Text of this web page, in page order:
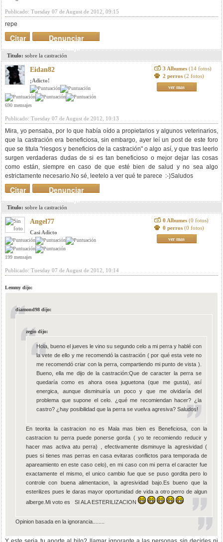
Publicado: Tuesday 07 de August de 2012, 09:15
repe
Denunciar
mensaje
Citar
Titulo: sobre la castración
Eidan82
¡Adicto!
690 mensajes
3 Albumes (14 fotos)
2 perros (2 fotos)
ver mas
Publicado: Tuesday 07 de August de 2012, 10:13
Mira, yo pensaba, por lo que había oído a propietarios y algunos veterinarios,
que la castración era beneficiosa, sin embargo, ayer leí un post de este foro
que se titula "riesgos y beneficios de la castración" o algo así, y que tras leerlo
surgen verdaderas dudas de si es tan beneficioso o mejor dejar las cosas
como están, siempre en caso de que esté bien de salud y no sea algo
estrictamente necesario.No sé, leetelo a ver qué te parece :-)Saludos
Denunciar
mensaje
Citar
Titulo: sobre la castración
Angel77
Casi Adicto
199 mensajes
0 Albumes (0 fotos)
0 perros (0 fotos)
ver mas
Publicado: Tuesday 07 de August de 2012, 10:14
Lemmy dijo:
diamond98 dijo:
zegio dijo:
Hola, bueno el jueves le vino su segundo celo a mi perra y hablé con
la vete de ello y me recomendó la castración ( por qué esta vete no
me recomendó criar con la perra, compartiendo mi punto de vista ).
Bueno, ella me dijo de la castración:Que de caracter la perra se
quedaría como es ahora osea juguetona (que me gusta), así
energica, aunque disminuiría un poco y que me olvidaría del
problema que supone el celo. ¿qué me recomiendan hacer? ¿la
castro? ¿hay posibilidad que la perra se vuelva agresiva? Saludos!
En teorita la castracion no es Mala mas bien es Beneficiosa, con la
castracion tu perra puede ponerse gorda ( yo te recomiendo reducir y
hacer mas activa atu perra) , efectivamente disminuye la agresividad (
pues si tienes mas perras en casa evitaras conflictos para temporada de
apareamiento en este caso celo), en mi caso con mi perra el caracter fue
exactamente el mismo, el unico cambio fue que se puso gordita pero lo
controle con buena alimentacion, la agresividad bajo.Es bueno que la
esterilizes pues le daras mayor oportunidad de vida a otro perro de algun
alberge.Mi voto es SI ALA ESTERILIZACION
Opinion basada en la ignorancia........